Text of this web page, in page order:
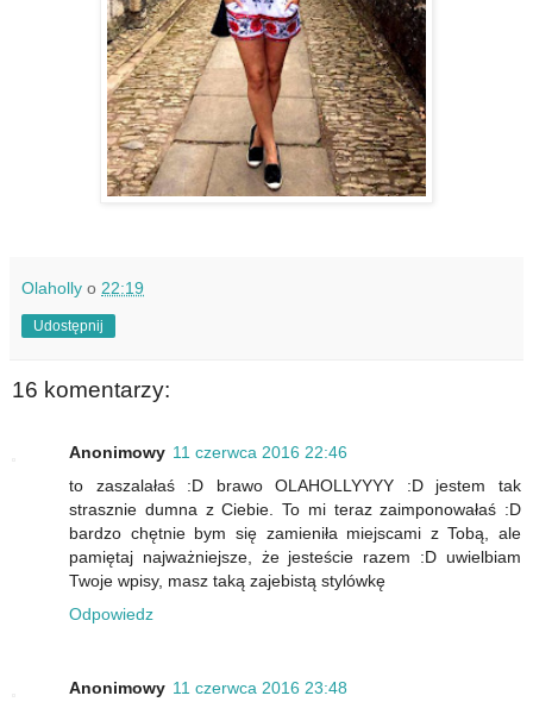
Olaholly o 22:19
Udostępnij
16 komentarzy:
Anonimowy 11 czerwca 2016 22:46
to zaszalałaś :D brawo OLAHOLLYYYY :D jestem tak
strasznie dumna z Ciebie. To mi teraz zaimponowałaś :D
bardzo chętnie bym się zamieniła miejscami z Tobą, ale
pamiętaj najważniejsze, że jesteście razem :D uwielbiam
Twoje wpisy, masz taką zajebistą stylówkę
Odpowiedz
Anonimowy 11 czerwca 2016 23:48